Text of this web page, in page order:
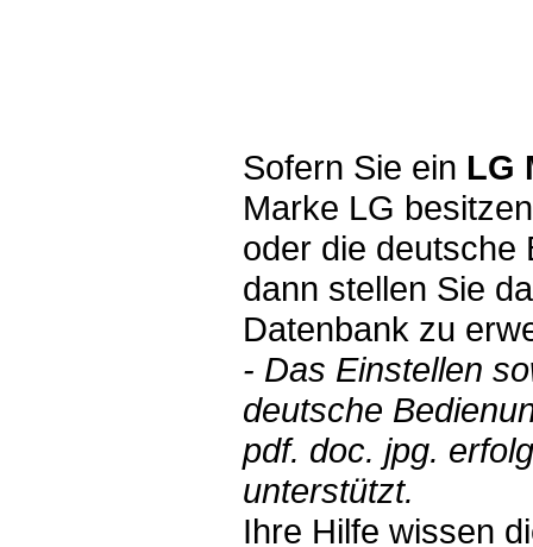
Sofern Sie ein LG
Marke LG
oder die deutsche
dann stellen Sie
Datenbank zu
- Das Einstellen
deutsche
pdf. doc. jpg.
unterstützt.
Ihre Hilfe wissen